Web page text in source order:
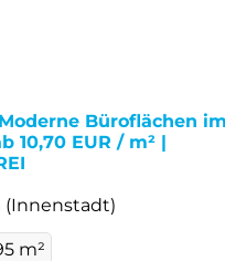
Büroflächen
10,70 EUR / m² |
(Innenstadt)
m²